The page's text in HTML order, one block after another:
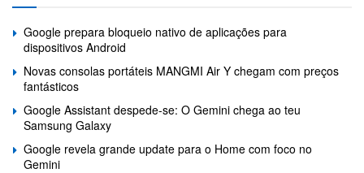
Google prepara bloqueio nativo de aplicações para
dispositivos Android
Novas consolas portáteis MANGMI Air Y chegam com preços
fantásticos
Google Assistant despede-se: O Gemini chega ao teu
Samsung Galaxy
Google revela grande update para o Home com foco no
Gemini